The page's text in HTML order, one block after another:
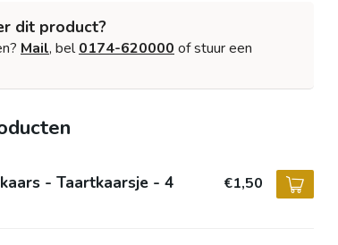
dit product?
Mail, bel0174-620000 of stuur een
- Taartkaarsje - 4 €1,50